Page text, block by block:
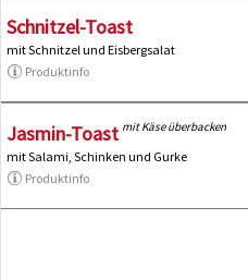
Schnitzel-Toast
mit Schnitzel und Eisbergsalat
Produktinfo
Jasmin-Toast mit Käse überbacken
mit Salami, Schinken und Gurke
Produktinfo